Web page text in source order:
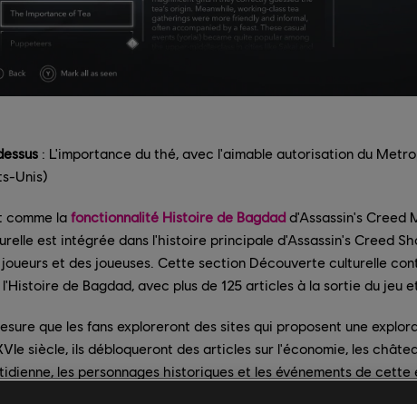
: L'importance du thé, avec l'aimable autorisation du
Unis)
comme la fonctionnalité Histoire de Bagdad d'Assassin's Creed
est intégrée dans l'histoire principale d'Assassin's Creed
et des joueuses. Cette section Découverte culturelle
de Bagdad, avec plus de 125 articles à la sortie du jeu
que les fans exploreront des sites qui proposent une
siècle, ils débloqueront des articles sur l'économie, les
les personnages historiques et les événements de cette